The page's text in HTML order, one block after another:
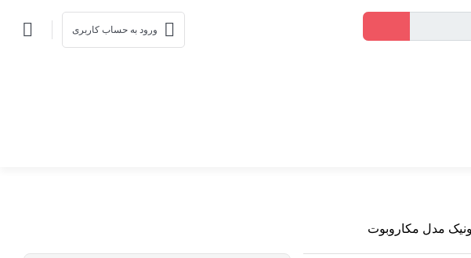
ورود به حساب کاربری
مدل مکاروبوت